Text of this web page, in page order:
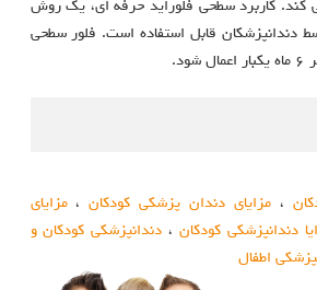
کاربرد سطحی فلوراید حرفه ای، یک روش
دندانپزشکان قابل استفاده است. فلور سطحی
،مزایای دندان پزشکی کودکان،مزایای
دندانپزشکی کودکان، دندانپزشکی کودکان و
اطفال